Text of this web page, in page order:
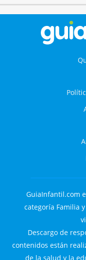
GuiaInfantil.com
categoría Familia
Descargo de
contenidos están
de la salud y la